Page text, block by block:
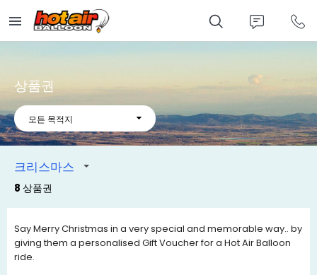
main
content
상품권
모든 목적지
8 상품권
크리스마스
Say Merry Christmas in a very special and memorable way.. by
giving them a personalised Gift Voucher for a Hot Air Balloon
ride.